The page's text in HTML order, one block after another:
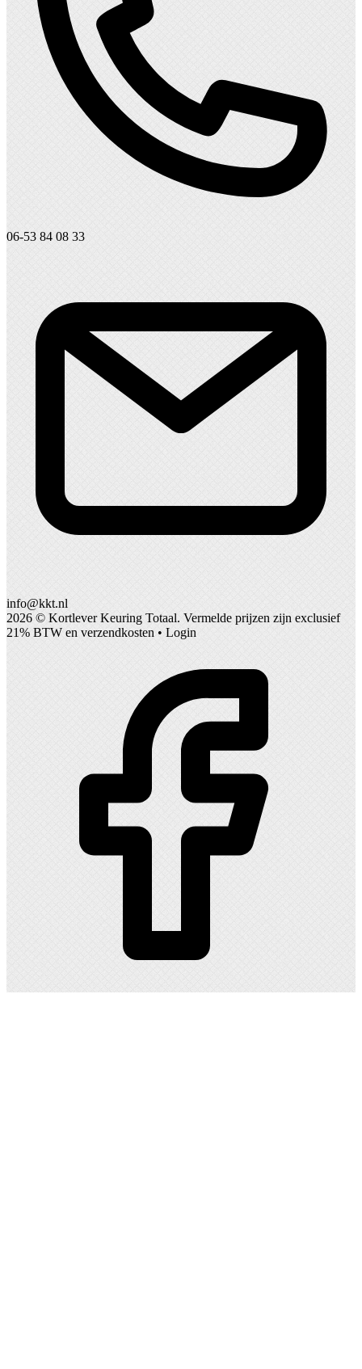
06-53 84 08 33
info@kkt.nl
2026 © Kortlever Keuring Totaal. Vermelde prijzen zijn exclusief
21% BTW en verzendkosten • Login